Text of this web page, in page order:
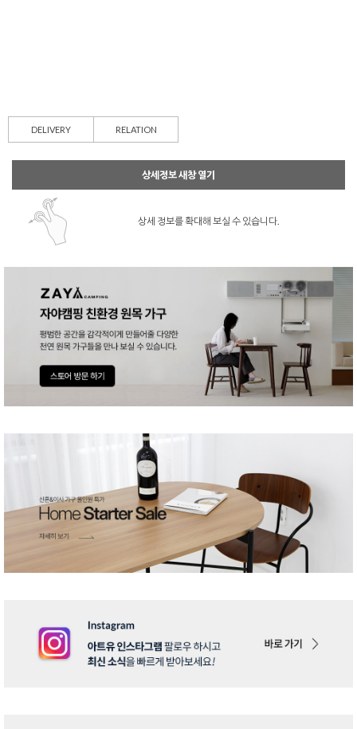
DELIVERY RELATION
상세정보 새창 열기
상세 정보를 확대해 보실 수 있습니다.